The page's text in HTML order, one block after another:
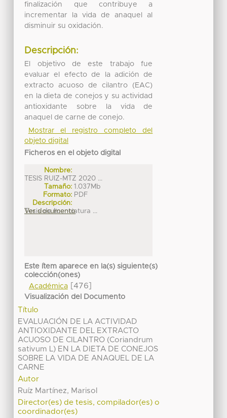
finalización que contribuye a
incrementar la vida de anaquel al
disminuir su oxidación.
Descripción:
El objetivo de este trabajo fue
evaluar el efecto de la adición de
extracto acuoso de cilantro (EAC)
en la dieta de conejos y su actividad
antioxidante sobre la vida de
anaquel de carne de conejo.
Mostrar el registro completo del
objeto digital
Ficheros en el objeto digital
Nombre:
TESIS RUIZ-MTZ 2020 ...
Tamaño: 1.037Mb
Formato: PDF
Descripción:
Tesis de licenciatura ...
Ver documento
Este ítem aparece en la(s) siguiente(s)
colección(ones)
Académica[476]
Visualización del Documento
Título
EVALUACIÓN DE LA ACTIVIDAD
ANTIOXIDANTE DEL EXTRACTO
ACUOSO DE CILANTRO (Coriandrum
sativum L) EN LA DIETA DE CONEJOS
SOBRE LA VIDA DE ANAQUEL DE LA
CARNE
Autor
Ruíz Martínez, Marisol
Director(es) de tesis, compilador(es) o
coordinador(es)